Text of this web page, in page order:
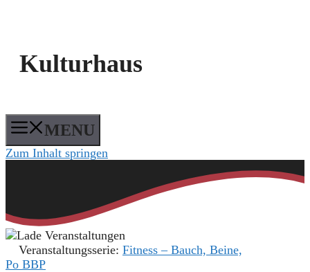
Kulturhaus
MENU
Zum Inhalt springen
Veranstaltungsserie: Fitness – Bauch, Beine,
Po BBP